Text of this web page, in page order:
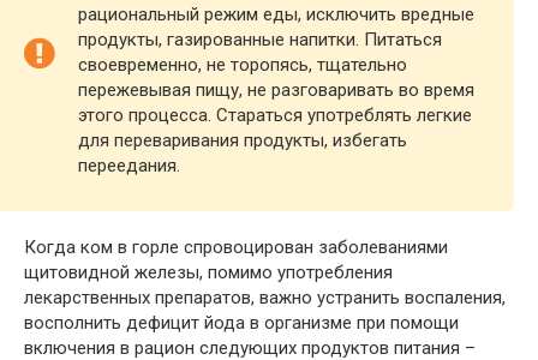
рациональный режим еды, исключить вредные
продукты, газированные напитки. Питаться
своевременно, не торопясь, тщательно
пережевывая пищу, не разговаривать во время
этого процесса. Стараться употреблять легкие
для переваривания продукты, избегать
переедания.
Когда ком в горле спровоцирован заболеваниями
щитовидной железы, помимо употребления
лекарственных препаратов, важно устранить воспаления,
восполнить дефицит йода в организме при помощи
включения в рацион следующих продуктов питания –